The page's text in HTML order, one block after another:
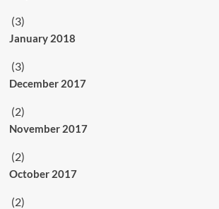
(3)
January 2018
(3)
December 2017
(2)
November 2017
(2)
October 2017
(2)